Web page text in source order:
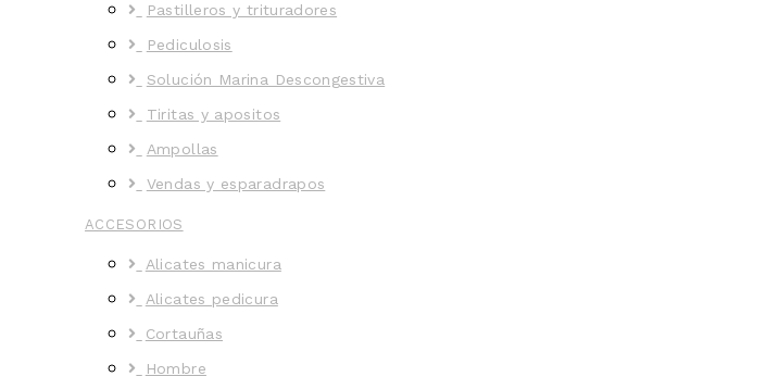
Pastilleros y trituradores
Pediculosis
Solución Marina Descongestiva
Tiritas y apositos
Ampollas
Vendas y esparadrapos
ACCESORIOS
Alicates manicura
Alicates pedicura
Cortauñas
Hombre